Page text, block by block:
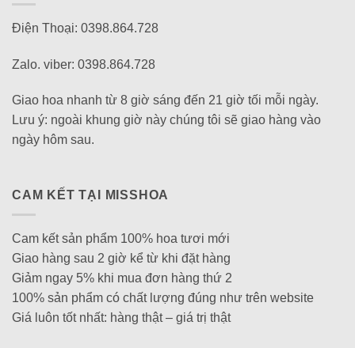
Điện Thoại: 0398.864.728
Zalo. viber: 0398.864.728
Giao hoa nhanh từ 8 giờ sáng đến 21 giờ tối mỗi ngày.
Lưu ý: ngoài khung giờ này chúng tôi sẽ giao hàng vào
ngày hôm sau.
CAM KẾT TẠI MISSHOA
Cam kết sản phẩm 100% hoa tươi mới
Giao hàng sau 2 giờ kể từ khi đặt hàng
Giảm ngay 5% khi mua đơn hàng thứ 2
100% sản phẩm có chất lượng đúng như trên website
Giá luôn tốt nhất: hàng thật – giá trị thật